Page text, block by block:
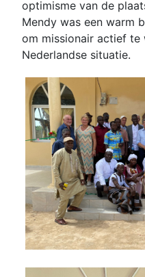
optimisme van de
Mendy was een warm
om missionair actief te
Nederlandse situatie.